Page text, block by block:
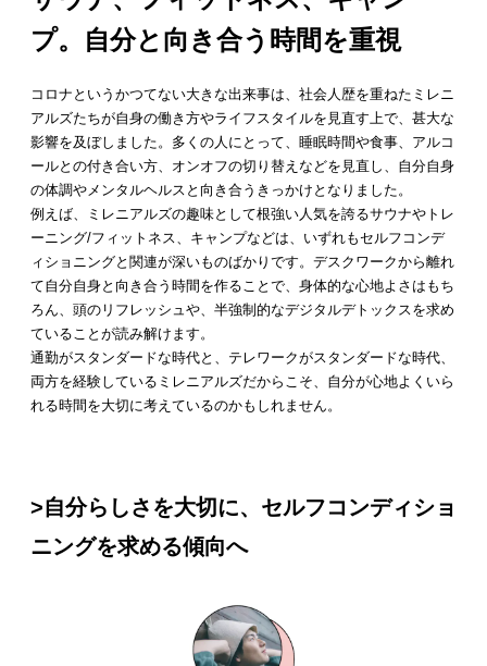
プ。自分と向き合う時間を重視
コロナというかつてない大きな出来事は、社会人歴を重ねたミレニ
アルズたちが自身の働き方やライフスタイルを見直す上で、甚大な
影響を及ぼしました。多くの人にとって、睡眠時間や食事、アルコ
ールとの付き合い方、オンオフの切り替えなどを見直し、自分自身
の体調やメンタルヘルスと向き合うきっかけとなりました。
例えば、ミレニアルズの趣味として根強い人気を誇るサウナやトレ
ーニング/フィットネス、キャンプなどは、いずれもセルフコンデ
ィショニングと関連が深いものばかりです。デスクワークから離れ
て自分自身と向き合う時間を作ることで、身体的な心地よさはもち
ろん、頭のリフレッシュや、半強制的なデジタルデトックスを求め
ていることが読み解けます。
通勤がスタンダードな時代と、テレワークがスタンダードな時代、
両方を経験しているミレニアルズだからこそ、自分が心地よくいら
れる時間を大切に考えているのかもしれません。
>自分らしさを大切に、セルフコンディショ
ニングを求める傾向へ